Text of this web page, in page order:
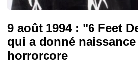
9 août 1994 : "6 Feet
qui a donné naissance
horrorcore